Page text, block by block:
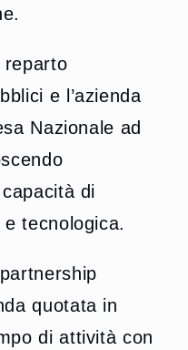
reparto
e l’azienda
Nazionale ad
di
tecnologica.
quotata in
di attività con